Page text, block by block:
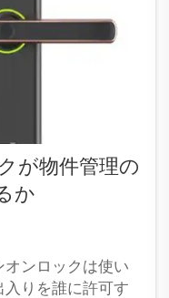
が物件管理の
か
オンロックは使い
りを誰に許可す